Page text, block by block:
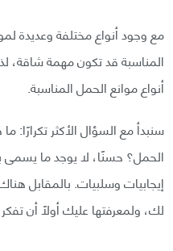
مع وجود أنواع مختلفة وعديدة
المناسبة قد تكون مهمة شاقة،
أنواع موانع الحمل المناسبة.
سنبدأ مع السؤال الأكثر
الحمل؟ حسنًا، لا يوجد ما
إيجابيات وسلبيات. بالمقابل
لك، ولمعرفتها عليك أولًا أن تفكر